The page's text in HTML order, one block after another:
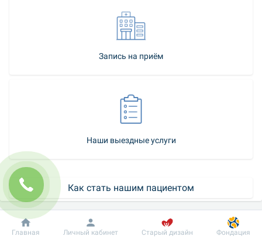
Запись на приём
Наши выездные услуги
Как стать нашим пациентом
Контакт-центр
Добробут Информация Пациенту
Главная Личный кабинет Старый дизайн Фондация